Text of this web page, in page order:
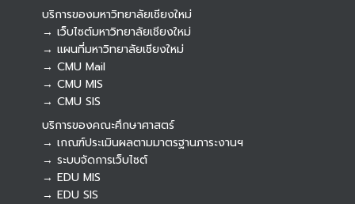
บริการของมหาวิทยาลัยเชียงใหม่
→ เว็บไซต์มหาวิทยาลัยเชียงใหม่
→ แผนที่มหาวิทยาลัยเชียงใหม่
→ CMU Mail
→ CMU MIS
→ CMU SIS
บริการของคณะศึกษาศาสตร์
→ เกณฑ์ประเมินผลตามมาตรฐานภาระงานฯ
→ ระบบจัดการเว็บไซต์
→ EDU MIS
→ EDU SIS
Botnoi Assistant
Connecting…